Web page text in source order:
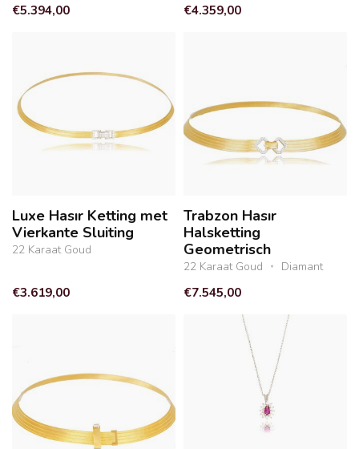
€5.394,00 €4.359,00
Luxe Hasır Ketting met
Vierkante Sluiting
22 Karaat Goud
€3.619,00
Trabzon Hasır
Halsketting
Geometrisch
22 Karaat Goud Diamant
€7.545,00